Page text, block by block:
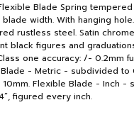
Blade Spring
blade width. With hanging
rustless steel. Satin
black figures and
one accuracy: /- 0.2mm
- Metric - subdivided to
Flexible Blade - Inch -
figured every inch.